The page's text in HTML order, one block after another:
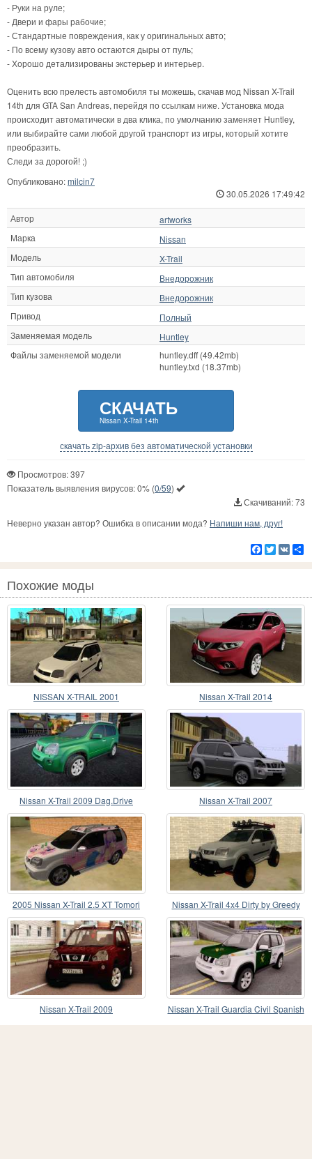
- Руки на руле;
- Двери и фары рабочие;
- Стандартные повреждения, как у оригинальных авто;
- По всему кузову авто остаются дыры от пуль;
- Хорошо детализированы экстерьер и интерьер.
Оценить всю прелесть автомобиля ты можешь, скачав мод Nissan X-Trail
14th для GTA San Andreas, перейдя по ссылкам ниже. Установка мода
происходит автоматически в два клика, по умолчанию заменяет Huntley,
или выбирайте сами любой другой транспорт из игры, который хотите
преобразить.
Следи за дорогой! ;)
Опубликовано:milcin7
30.05.2026 17:49:42
Автор
artworks
Марка
Nissan
Модель
X-Trail
Тип автомобиля
Внедорожник
Тип кузова
Внедорожник
Привод
Полный
Заменяемая модель
Huntley
Файлы заменяемой модели
huntley.dff (49.42mb)
huntley.txd (18.37mb)
СКАЧАТЬ
Nissan X-Trail 14th
скачать zip-архив без автоматической установки
Просмотров: 397
Показатель выявления вирусов:0% (0/59)
Скачиваний: 73
Неверно указан автор? Ошибка в описании мода? Напиши нам, друг!
Facebook
Twitter
VK
Похожие моды
NISSAN X-TRAIL 2001 Nissan X-Trail 2014
Nissan X-Trail 2009 Dag.Drive Nissan X-Trail 2007
2005 Nissan X-Trail 2.5 XT Tomori
Nao Itasha
Nissan X-Trail 4x4 Dirty by Greedy
Nissan X-Trail 2009 Nissan X-Trail Guardia Civil Spanish